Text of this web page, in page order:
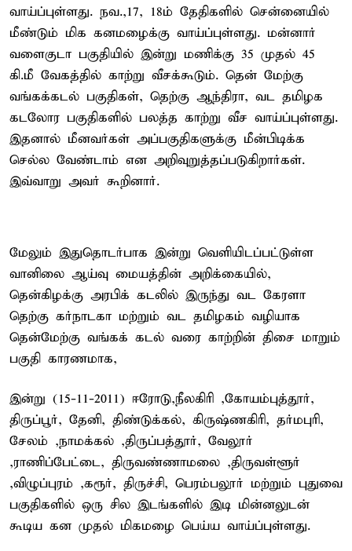
வாய்ப்புள்ளது. நவ.,17, 18ம் தேதிகளில் சென்னையில்
மீண்டும் மிக கனமழைக்கு வாய்ப்புள்ளது. மன்னார்
வளைகுடா பகுதியில் இன்று மணிக்கு 35 முதல் 45
கி.மீ வேகத்தில் காற்று வீசக்கூடும். தென் மேற்கு
வங்கக்கடல் பகுதிகள், தெற்கு ஆந்திரா, வட தமிழக
கடலோர பகுதிகளில் பலத்த காற்று வீச வாய்ப்புள்ளது.
இதனால் மீனவர்கள் அப்பகுதிகளுக்கு மீன்பிடிக்க
செல்ல வேண்டாம் என அறிவுறுத்தப்படுகிறார்கள்.
இவ்வாறு அவர் கூறினார்.
மேலும் இதுதொடர்பாக இன்று வெளியிடப்பட்டுள்ள
வானிலை ஆய்வு மையத்தின் அறிக்கையில்,
தென்கிழக்கு அரபிக் கடலில் இருந்து வட கேரளா
தெற்கு கர்நாடகா மற்றும் வட தமிழகம் வழியாக
தென்மேற்கு வங்கக் கடல் வரை காற்றின் திசை மாறும்
பகுதி காரணமாக,
இன்று (15-11-2011) ஈரோடு,நீலகிரி ,கோயம்புத்தூர்,
திருப்பூர், தேனி, திண்டுக்கல், கிருஷ்ணகிரி, தர்மபுரி,
சேலம் ,நாமக்கல் ,திருப்பத்தூர், வேலூர்
,ராணிப்பேட்டை, திருவண்ணாமலை ,திருவள்ளூர்
,விழுப்புரம் ,கரூர், திருச்சி, பெரம்பலூர் மற்றும் புதுவை
பகுதிகளில் ஒரு சில இடங்களில் இடி மின்னலுடன்
கூடிய கன முதல் மிகமழை பெய்ய வாய்ப்புள்ளது.